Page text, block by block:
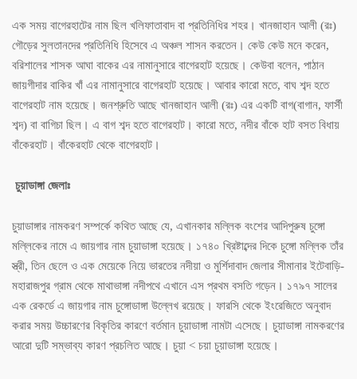
এক সময় বাগেরহাটের নাম ছিল খলিফাতাবাদ বা প্রতিনিধির শহর। খানজাহান আলী (রঃ)
গৌড়ের সুলতানদের প্রতিনিধি হিসেবে এ অঞ্চল শাসন করতেন। কেউ কেউ মনে করেন,
বরিশালের শাসক আঘা বাকের এর নামানুসারে বাগেরহাট হয়েছে। কেউবা বলেন, পাঠান
জায়গীদার বাকির খাঁ এর নামানুসারে বাগেরহাট হয়েছে। আবার কারো মতে, বাঘ শব্দ হতে
বাগেরহাট নাম হয়েছে। জনশ্রুতি আছে খানজাহান আলী (রঃ) এর একটি বাগ(বাগান, ফার্সী
শব্দ) বা বাগিচা ছিল। এ বাগ শব্দ হতে বাগেরহাট। কারো মতে, নদীর বাঁকে হাট বসত বিধায়
বাঁকেরহাট। বাঁকেরহাট থেকে বাগেরহাট।
চুয়াডাঙ্গা জেলাঃ
চুয়াডাঙ্গার নামকরণ সম্পর্কে কথিত আছে যে, এখানকার মল্লিক বংশের আদিপুরুষ চুঙ্গো
মল্লিকের নামে এ জায়গার নাম চুয়াডাঙ্গা হয়েছে। ১৭৪০ খ্রিষ্টাব্দের দিকে চুঙ্গো মল্লিক তাঁর
স্ত্রী, তিন ছেলে ও এক মেয়েকে নিয়ে ভারতের নদীয়া ও মুর্শিদাবাদ জেলার সীমানার ইটেবাড়ি-
মহারাজপুর গ্রাম থেকে মাথাভাঙ্গা নদীপথে এখানে এস প্রথম বসতি গড়েন। ১৭৯৭ সালের
এক রেকর্ডে এ জায়গার নাম চুঙ্গোডাঙ্গা উল্লেখ রয়েছে। ফারসি থেকে ইংরেজিতে অনুবাদ
করার সময় উচ্চারণের বিকৃতির কারণে বর্তমান চুয়াডাঙ্গা নামটা এসেছে। চুয়াডাঙ্গা নামকরণের
আরো দুটি সম্ভাব্য কারণ প্রচলিত আছে। চুয়া < চয়া চুয়াডাঙ্গা হয়েছে।